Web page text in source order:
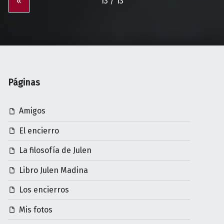
Páginas
Amigos
El encierro
La filosofía de Julen
Libro Julen Madina
Los encierros
Mis fotos